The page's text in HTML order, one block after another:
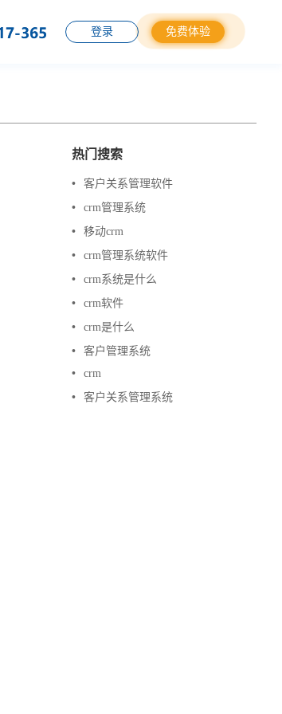
登录 免费体验
热门搜索
•
客户关系管理软件
•
crm管理系统
•
移动crm
•
crm管理系统软件
•
crm系统是什么
•
crm软件
•
crm是什么
•
客户管理系统
•
crm
•
客户关系管理系统